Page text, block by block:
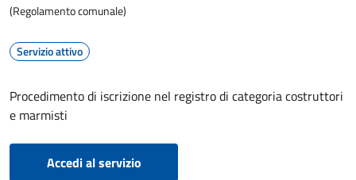
(Regolamento comunale)
Servizio attivo
Procedimento di iscrizione nel registro di categoria costruttori
e marmisti
Accedi al servizio